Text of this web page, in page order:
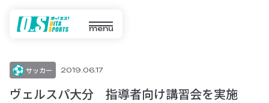
menu
サッカー 2019.06.17
ヴェルスパ大分 指導者向け講習会を実施